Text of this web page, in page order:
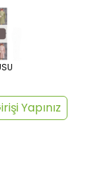
Yapınız